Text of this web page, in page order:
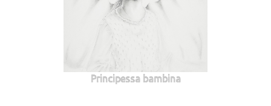
Principessa bambina